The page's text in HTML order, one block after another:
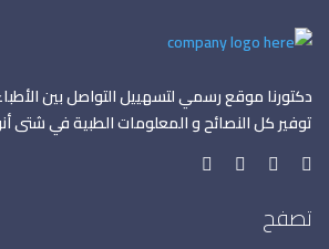
دكتورنا موقع رسمي لتسهييل التواصل بين
توفير كل النصائح و المعلومات الطبية في شتى
تصفح